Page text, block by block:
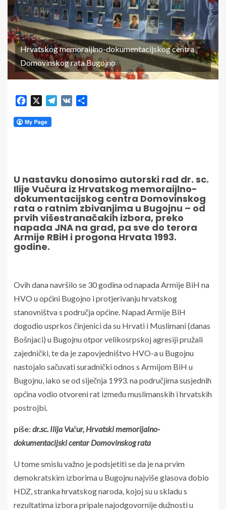
Hrvatskog memoraijlno-dokumentacijskog centra
Domovinskog rata Bugojno
Facebook Telegram
VK
U nastavku donosimo autorski rad dr. sc.
Ilije Vučura iz Hrvatskog memoraijlno-
dokumentacijskog centra Domovinskog
rata o ratnim zbivanjima u Bugojnu – od
prvih višestranačakih izbora, preko
napada JNA na grad, pa sve do terora
Armije RBiH i progona Hrvata 1993.
godine.
Ovih dana navršilo se 30 godina od napada Armije BiH na
HVO u općini Bugojno i protjerivanju hrvatskog
stanovništva s područja općine. Napad Armije BiH
dogodio usprkos činjenici da su Hrvati i Muslimani (danas
Bošnjaci) u Bugojnu otpor velikosrpskoj agresiji pružali
zajednički, te da je zapovjedništvo HVO-a u Bugojnu
nastojalo sačuvati suradnički odnos s Armijom BiH u
Bugojnu, iako se od siječnja 1993. na područjima susjednih
općina vodio otvoreni rat između muslimanskih i hrvatskih
postrojbi.
piše:dr.sc. Ilija Vučur, Hrvatski memorijalno-
dokumentacijski centar Domovinskog rata
U tome smislu važno je podsjetiti se da je na prvim
demokratskim izborima u Bugojnu najviše glasova dobio
HDZ, stranka hrvatskog naroda, kojoj su u skladu s
rezultatima izbora pripale najodgovornije dužnosti u